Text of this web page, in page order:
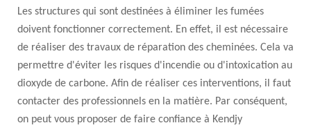
Les structures qui sont destinées à éliminer les fumées
doivent fonctionner correctement. En effet, il est nécessaire
de réaliser des travaux de réparation des cheminées. Cela va
permettre d'éviter les risques d'incendie ou d'intoxication au
dioxyde de carbone. Afin de réaliser ces interventions, il faut
contacter des professionnels en la matière. Par conséquent,
on peut vous proposer de faire confiance à Kendjy